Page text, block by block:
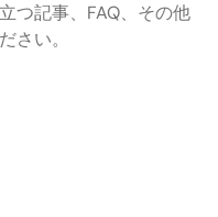
つ記事、FAQ、その他
さい。